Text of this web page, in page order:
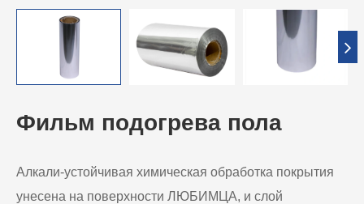
Фильм подогрева пола
Алкали-устойчивая химическая обработка покрытия
унесена на поверхности ЛЮБИМЦА, и слой